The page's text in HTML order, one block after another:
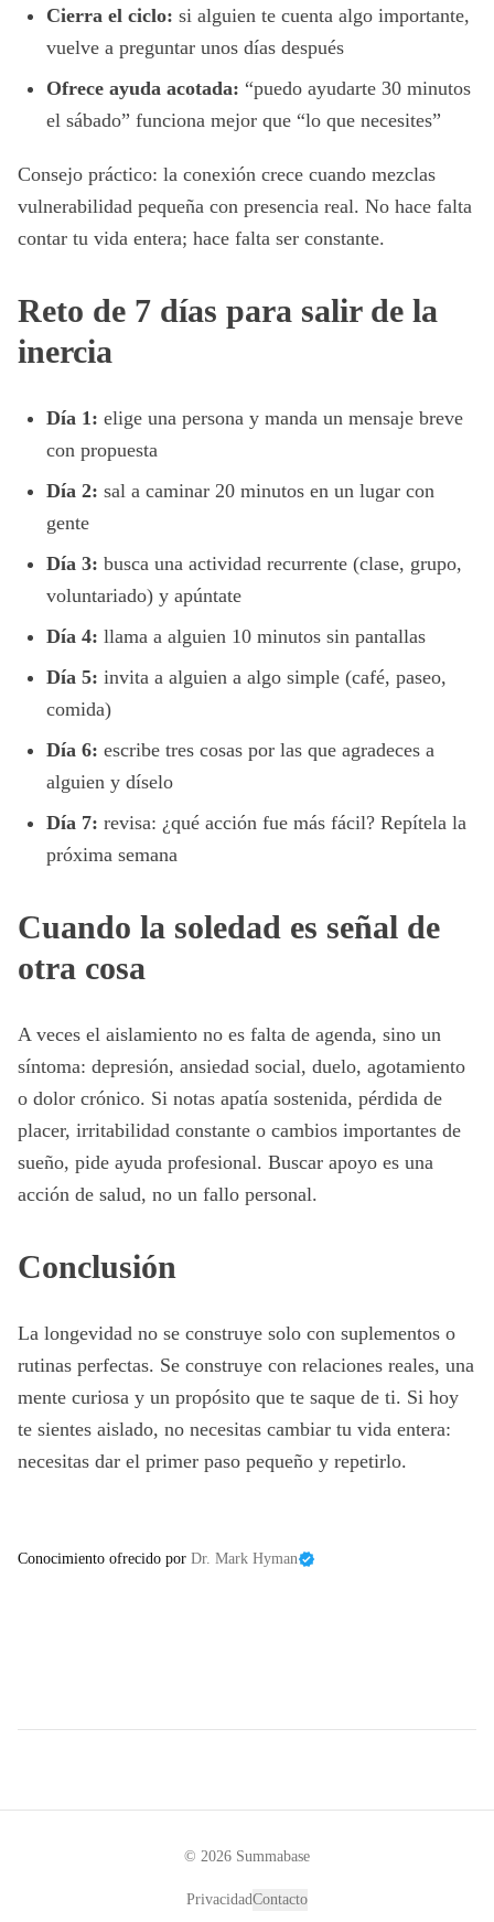
Cierra el ciclo: si alguien te cuenta algo importante,
vuelve a preguntar unos días después
Ofrece ayuda acotada: “puedo ayudarte 30 minutos
el sábado” funciona mejor que “lo que necesites”
Consejo práctico: la conexión crece cuando mezclas
vulnerabilidad pequeña con presencia real. No hace falta
contar tu vida entera; hace falta ser constante.
Reto de 7 días para salir de la
inercia
Día 1: elige una persona y manda un mensaje breve
con propuesta
Día 2: sal a caminar 20 minutos en un lugar con
gente
Día 3: busca una actividad recurrente (clase, grupo,
voluntariado) y apúntate
Día 4: llama a alguien 10 minutos sin pantallas
Día 5: invita a alguien a algo simple (café, paseo,
comida)
Día 6: escribe tres cosas por las que agradeces a
alguien y díselo
Día 7: revisa: ¿qué acción fue más fácil? Repítela la
próxima semana
Cuando la soledad es señal de
otra cosa
A veces el aislamiento no es falta de agenda, sino un
síntoma: depresión, ansiedad social, duelo, agotamiento
o dolor crónico. Si notas apatía sostenida, pérdida de
placer, irritabilidad constante o cambios importantes de
sueño, pide ayuda profesional. Buscar apoyo es una
acción de salud, no un fallo personal.
Conclusión
La longevidad no se construye solo con suplementos o
rutinas perfectas. Se construye con relaciones reales, una
mente curiosa y un propósito que te saque de ti. Si hoy
te sientes aislado, no necesitas cambiar tu vida entera:
necesitas dar el primer paso pequeño y repetirlo.
Conocimiento ofrecido por Dr. Mark Hyman
© 2026 Summabase
PrivacidadContacto